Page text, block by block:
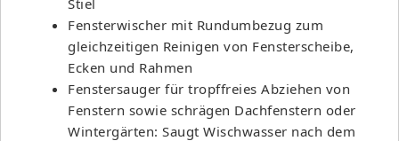
Fensterwischer mit Rundumbezug zum
gleichzeitigen Reinigen von Fensterscheibe,
Ecken und Rahmen
Fenstersauger für tropffreies Abziehen von
Fenstern sowie schrägen Dachfenstern oder
Wintergärten: Saugt Wischwasser nach dem